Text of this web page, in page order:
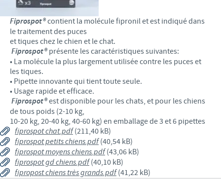
Fiprospot®contient la molécule fipronil et est indiqué dans
le traitement des puces
et tiques chez le chien et le chat.
Fiprospot® présente les caractéristiques suivantes:
• La molécule la plus largement utilisée contre les puces et
les tiques.
• Pipette innovante qui tient toute seule.
• Usage rapide et efficace.
Fiprospot®est disponible pour les chats, et pour les chiens
de tous poids (2-10 kg,
10-20 kg, 20-40 kg, 40-60 kg) en emballage de 3 et 6 pipettes
fiprospot chat.pdf(211,40 kB)
fiprospot petits chiens.pdf(40,54 kB)
fiprospot moyens chiens.pdf(43,06 kB)
fiprospot gd chiens.pdf(40,10 kB)
fipropost chiens très grands.pdf(41,22 kB)